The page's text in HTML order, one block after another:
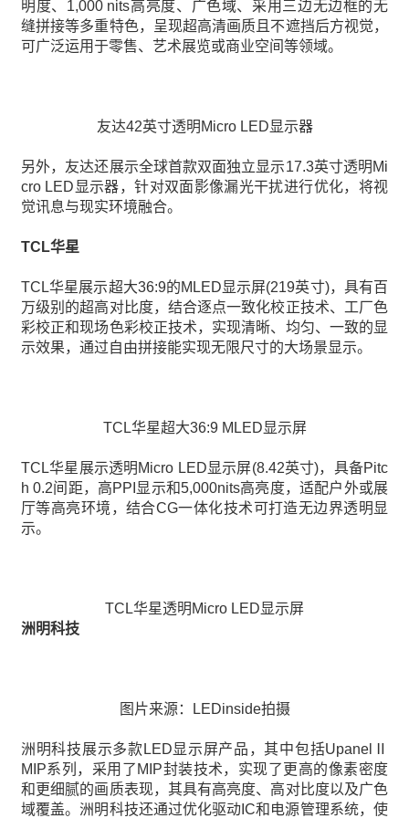
明度、1,000 nits高亮度、广色域、采用三边无边框的无
缝拼接等多重特色，呈现超高清画质且不遮挡后方视觉，
可广泛运用于零售、艺术展览或商业空间等领域。
友达42英寸透明Micro LED显示器
另外，友达还展示全球首款双面独立显示17.3英寸透明Mi
cro LED显示器，针对双面影像漏光干扰进行优化，将视
觉讯息与现实环境融合。
TCL华星
TCL华星展示超大36:9的MLED显示屏(219英寸)，具有百
万级别的超高对比度，结合逐点一致化校正技术、工厂色
彩校正和现场色彩校正技术，实现清晰、均匀、一致的显
示效果，通过自由拼接能实现无限尺寸的大场景显示。
TCL华星超大36:9 MLED显示屏
TCL华星展示透明Micro LED显示屏(8.42英寸)，具备Pitc
h 0.2间距，高PPI显示和5,000nits高亮度，适配户外或展
厅等高亮环境，结合CG一体化技术可打造无边界透明显
示。
TCL华星透明Micro LED显示屏
洲明科技
图片来源：LEDinside拍摄
洲明科技展示多款LED显示屏产品，其中包括UpanelⅡ
MIP系列，采用了MIP封装技术，实现了更高的像素密度
和更细腻的画质表现，其具有高亮度、高对比度以及广色
域覆盖。洲明科技还通过优化驱动IC和电源管理系统，使